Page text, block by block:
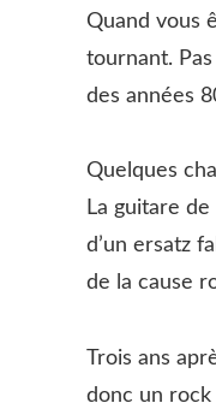
Quand vous
tournant.
des années
Quelques
La guitare
d’un ersatz
de la cause
Trois ans
donc un rock